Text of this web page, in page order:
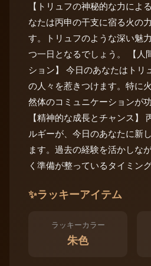
【トリュフの神秘的な力によ
なたは丙申の干支に宿る火の
す。トリュフのような深い魅
つ一日となるでしょう。 【人
ション】 今日のあなたはトリ
の人々を惹きつけます。特に
然体のコミュニケーションが
【精神的な成長とチャンス】
ルギーが、今日のあなたに新
ます。過去の経験を活かしな
く準備が整っているタイミング
✨ラッキーアイテム
ラッキーカラー
朱色